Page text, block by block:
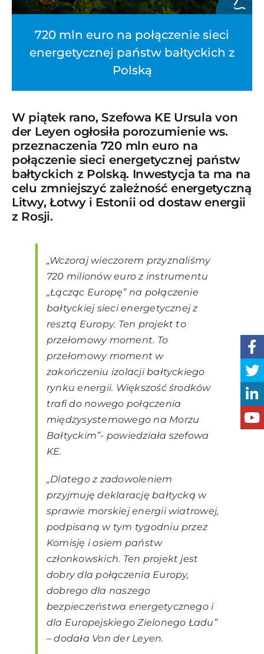
720 mln euro na połączenie sieci
energetycznej państw bałtyckich z
Polską
W piątek rano, Szefowa KE Ursula von
der Leyen ogłosiła porozumienie ws.
przeznaczenia 720 mln euro na
połączenie sieci energetycznej państw
bałtyckich z Polską. Inwestycja ta ma na
celu zmniejszyć zależność energetyczną
Litwy, Łotwy i Estonii od dostaw energii
z Rosji.
„Wczoraj wieczorem przyznaliśmy
720 milionów euro z instrumentu
„Łącząc Europę” na połączenie
bałtyckiej sieci energetycznej z
resztą Europy. Ten projekt to
przełomowy moment. To
przełomowy moment w
zakończeniu izolacji bałtyckiego
rynku energii. Większość środków
trafi do nowego połączenia
międzysystemowego na Morzu
Bałtyckim”- powiedziała szefowa
KE.
„Dlatego z zadowoleniem
przyjmuję deklarację bałtycką w
sprawie morskiej energii wiatrowej,
podpisaną w tym tygodniu przez
Komisję i osiem państw
członkowskich. Ten projekt jest
dobry dla połączenia Europy,
dobrego dla naszego
bezpieczeństwa energetycznego i
dla Europejskiego Zielonego Ładu”
– dodała Von der Leyen.